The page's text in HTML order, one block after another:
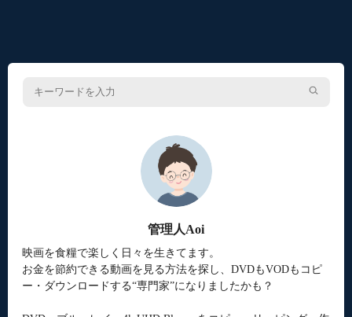
管理人Aoi
映画を食糧で楽しく日々を生きてます。
お金を節約できる動画を見る方法を探し、DVDもVODもコピ
ー・ダウンロードする“専門家”になりましたかも？